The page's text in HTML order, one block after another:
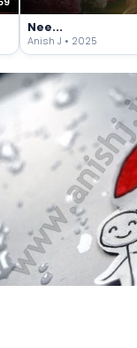
Nee...
Anish J • 2025